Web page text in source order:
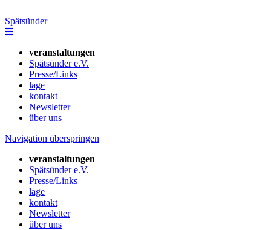
Spätsünder
veranstaltungen
Spätsünder e.V.
Presse/Links
lage
kontakt
Newsletter
über uns
Navigation überspringen
veranstaltungen
Spätsünder e.V.
Presse/Links
lage
kontakt
Newsletter
über uns